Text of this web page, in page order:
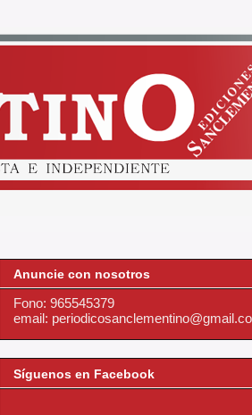
Anuncie con nosotros
Fono: 965545379
email:
Síguenos en Facebook